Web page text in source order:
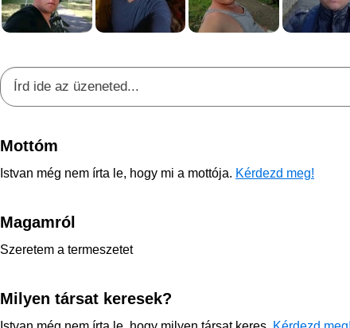
Mottóm
Istvan még nem írta le, hogy mi a mottója. Kérdezd meg!
Magamról
Szeretem a termeszetet
Milyen társat keresek?